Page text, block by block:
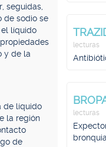
seguidas,
de sodio se
líquido
y de la
de líquido
la región
de
lecturas
lecturas